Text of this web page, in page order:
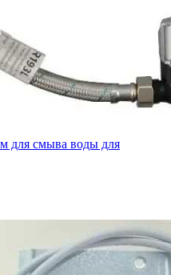
для смыва воды для